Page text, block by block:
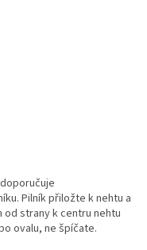
Pilník přiložte k nehtu a
strany k centru nehtu
ovalu, ne špíčate.